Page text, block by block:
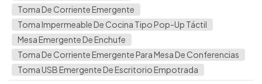
Toma De Corriente Emergente
Toma Impermeable De Cocina Tipo Pop-Up Táctil
Mesa Emergente De Enchufe
Toma De Corriente Emergente Para Mesa De Conferencias
Toma USB Emergente De Escritorio Empotrada